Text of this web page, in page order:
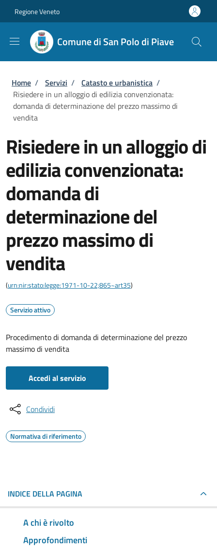
Regione Veneto
Comune di San Polo di Piave
Briciole di pane
Home / Servizi / Catasto e urbanistica /
Risiedere in un alloggio di edilizia convenzionata:
domanda di determinazione del prezzo massimo di
vendita
Risiedere in un alloggio di
edilizia convenzionata:
domanda di
determinazione del
prezzo massimo di
vendita
(urn:nir:stato:legge:1971-10-22;865~art35)
Servizio attivo
Procedimento di domanda di determinazione del prezzo
massimo di vendita
Accedi al servizio
Condividi
Normativa di riferimento
INDICE DELLA PAGINA
A chi è rivolto
Approfondimenti